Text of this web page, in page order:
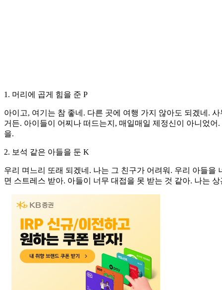
1. 머리에 곱게 힘을 준 P
아이고, 여기는 참 좋네. 다른 곳에 여행 가지 않아도 되겠네.
거든. 아이들이 어찌나 떠드는지, 매일매일 제정신이 아니었
을.
2. 보석 같은 아들을 둔 K
우리 며느리 또래 되겠네. 나는 그 친구가 어려워. 우리 아들
면 스트레스 받아. 아들이 너무 대접을 못 받는 것 같아. 나는